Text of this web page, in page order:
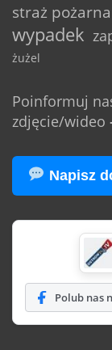
straż pożarna
wypadek
żużel
Poinformuj
zdjęcie/wideo
Napisz
Polub nas